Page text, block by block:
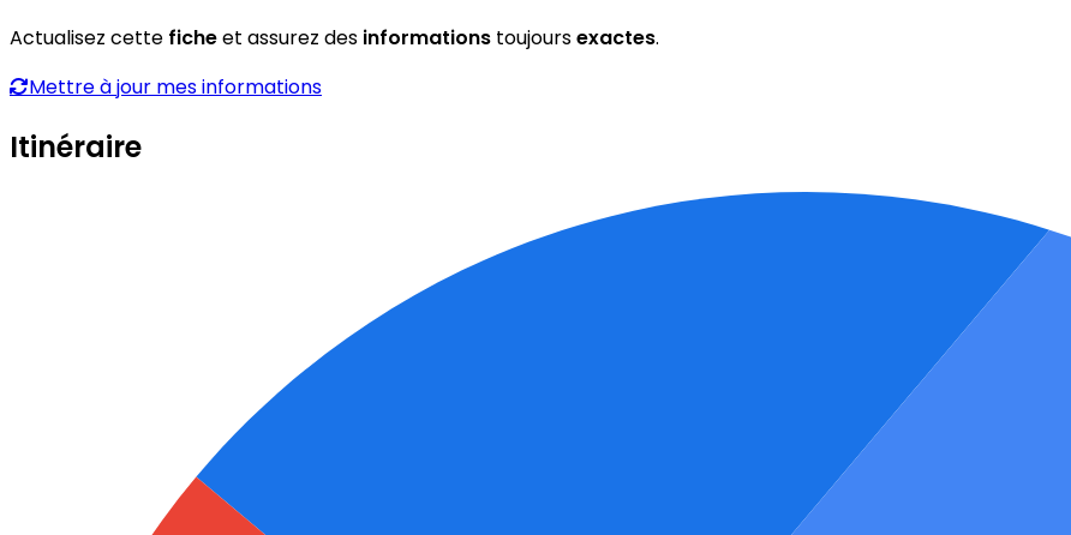
Actualisez cette ficheet assurez des informations toujoursexactes.
Mettre à jour mes informations
Itinéraire